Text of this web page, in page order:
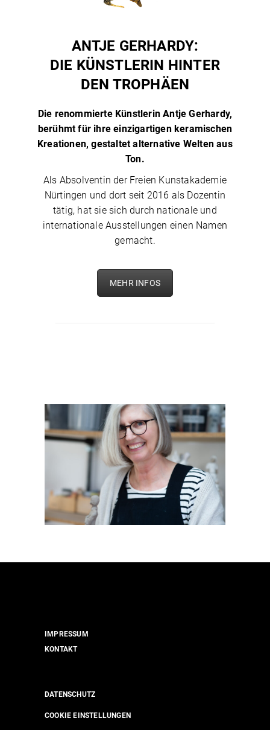
ANTJE GERHARDY:
DIE KÜNSTLERIN HINTER
DEN TROPHÄEN
Die renommierte Künstlerin Antje Gerhardy,
berühmt für ihre einzigartigen keramischen
Kreationen, gestaltet alternative Welten aus
Ton.
Als Absolventin der Freien Kunstakademie
Nürtingen und dort seit 2016 als Dozentin
tätig, hat sie sich durch nationale und
internationale Ausstellungen einen Namen
gemacht.
MEHR INFOS
IMPRESSUM
KONTAKT
DATENSCHUTZ
COOKIE EINSTELLUNGEN